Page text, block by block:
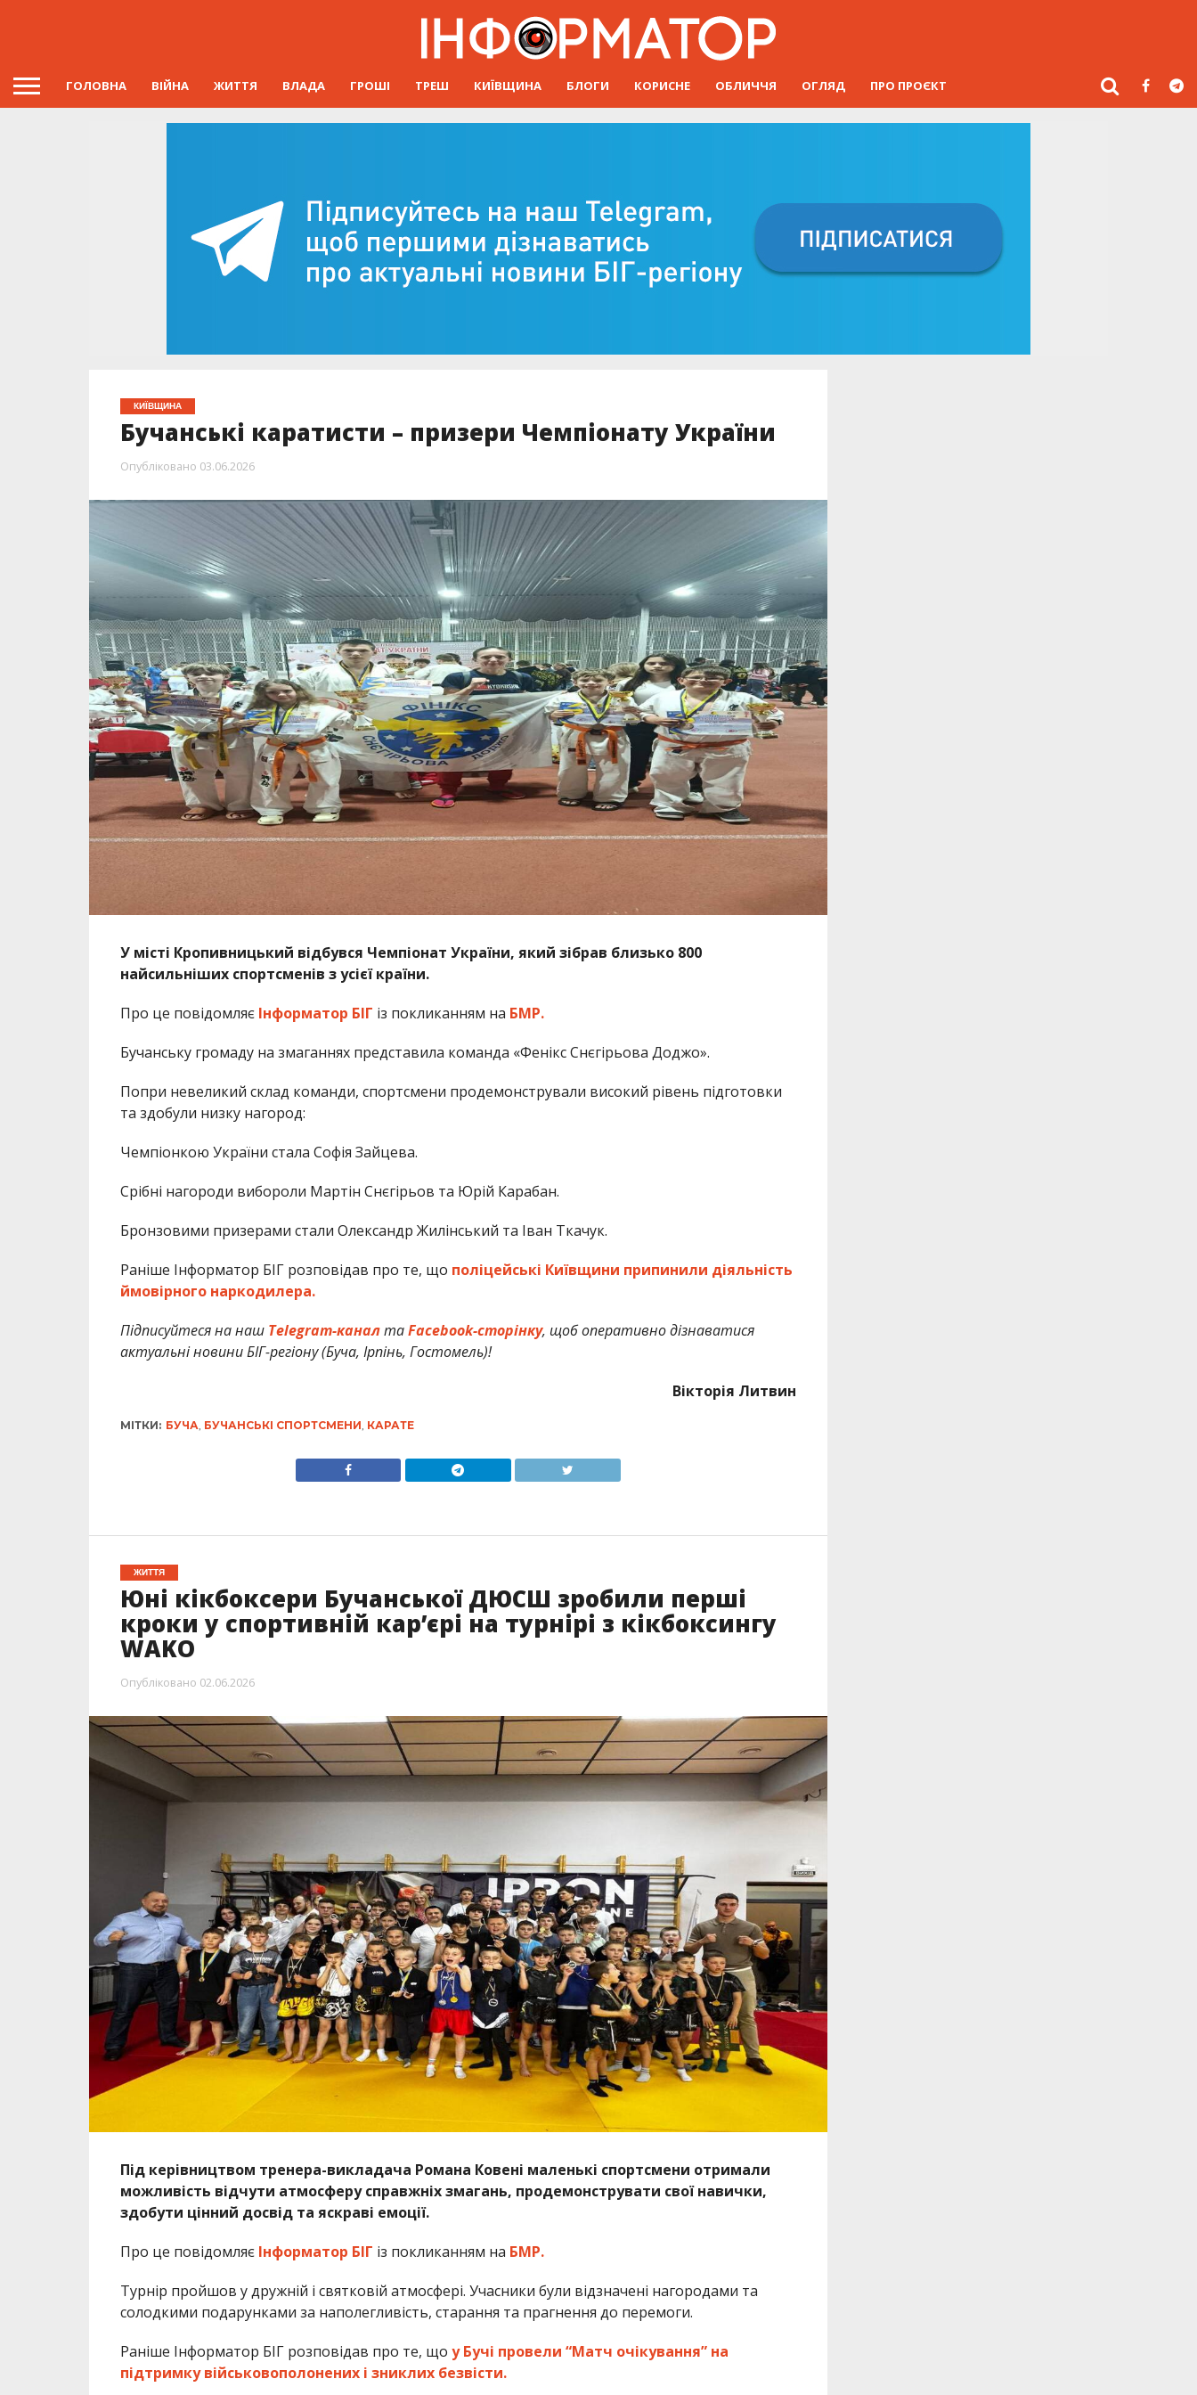
ГОЛОВНА ВІЙНА ЖИТТЯ ВЛАДА ГРОШІ ТРЕШ КИЇВЩИНА БЛОГИ КОРИСНЕ ОБЛИЧЧЯ ОГЛЯД ПРО ПРОЄКТ
КИЇВЩИНА
Бучанські каратисти – призери Чемпіонату України
Опубліковано 03.06.2026
У місті Кропивницький відбувся Чемпіонат України, який зібрав близько 800
найсильніших спортсменів з усієї країни.
Про це повідомляє Інформатор БІГ із покликанням на БМР.
Бучанську громаду на змаганнях представила команда «Фенікс Снєгірьова Доджо».
Попри невеликий склад команди, спортсмени продемонстрували високий рівень підготовки
та здобули низку нагород:
Чемпіонкою України стала Софія Зайцева.
Срібні нагороди вибороли Мартін Снєгірьов та Юрій Карабан.
Бронзовими призерами стали Олександр Жилінський та Іван Ткачук.
Раніше Інформатор БІГ розповідав про те, що поліцейські Київщини припинили діяльність
ймовірного наркодилера.
Підписуйтеся на наш Telegram-каналтаFacebook-сторінку, щоб оперативно дізнаватися
актуальні новини БІГ-регіону (Буча, Ірпінь, Гостомель)!
Вікторія Литвин
МІТКИ: БУЧА, БУЧАНСЬКІ СПОРТСМЕНИ, КАРАТЕ
ЖИТТЯ
Юні кікбоксери Бучанської ДЮСШ зробили перші
кроки у спортивній кар’єрі на турнірі з кікбоксингу
WAKO
Опубліковано 02.06.2026
Під керівництвом тренера-викладача Романа Ковені маленькі спортсмени отримали
можливість відчути атмосферу справжніх змагань, продемонструвати свої навички,
здобути цінний досвід та яскраві емоції.
Про це повідомляє Інформатор БІГ із покликанням на БМР.
Турнір пройшов у дружній і святковій атмосфері. Учасники були відзначені нагородами та
солодкими подарунками за наполегливість, старання та прагнення до перемоги.
Раніше Інформатор БІГ розповідав про те, що у Бучі провели “Матч очікування” на
підтримку військовополонених і зниклих безвісти.